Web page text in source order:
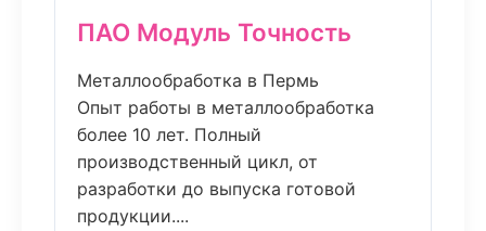
ПАО Модуль Точность
Металлообработка в Пермь
Опыт работы в металлообработка
более 10 лет. Полный
производственный цикл, от
разработки до выпуска готовой
продукции....